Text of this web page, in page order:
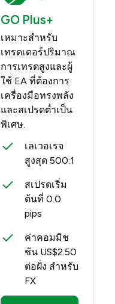
GO Plus+
เหมาะสำหรับ
เทรดเดอร์ปริมาณ
การเทรดสูงและผู้
ใช้ EA ที่ต้องการ
เครื่องมือทรงพลัง
และสเปรดต่ำเป็น
พิเศษ.
เลเวอเรจ
สูงสุด 500:1
สเปรดเริ่ม
ต้นที่ 0.0
pips
ค่าคอมมิช
ชัน US$2.50
ต่อฝั่ง สำหรับ
FX